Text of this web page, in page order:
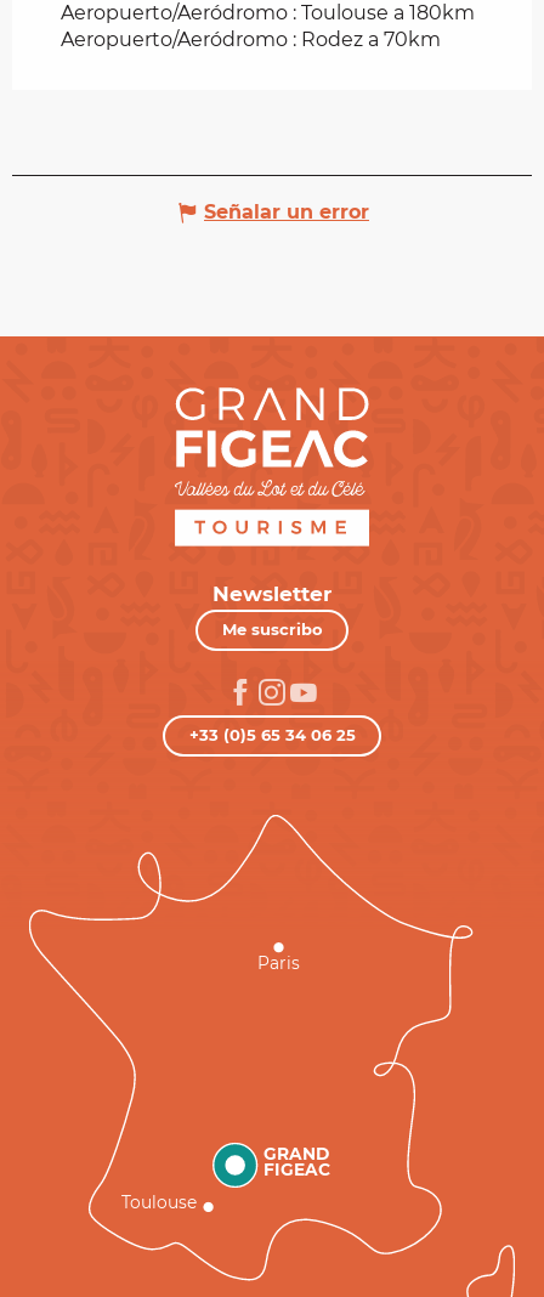
Aeropuerto/Aeródromo : Toulouse a 180km
Aeropuerto/Aeródromo : Rodez a 70km
Señalar un error
Newsletter
Me suscribo
+33 (0)5 65 34 06 25
GRAND
FIGEAC
Toulouse
Paris